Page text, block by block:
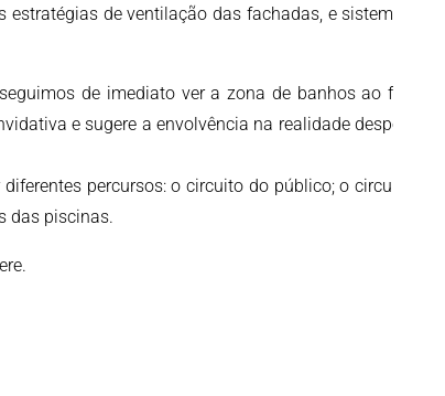
de ventilação das fachadas, e sistemas de
de imediato ver a zona de banhos ao fundo,
e sugere a envolvência na realidade desportiva
percursos: o circuito do público; o circuito de
das piscinas.